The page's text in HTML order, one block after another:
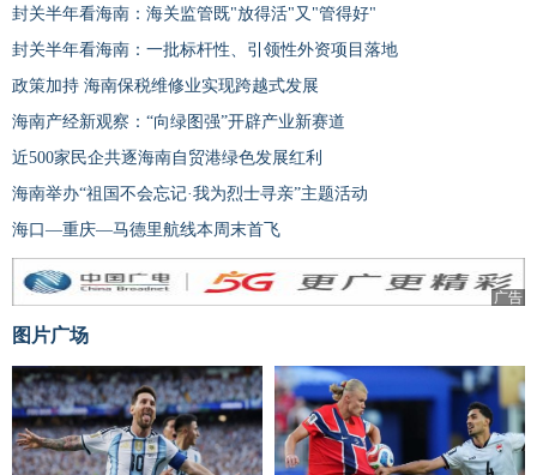
封关半年看海南：海关监管既"放得活"又"管得好"
封关半年看海南：一批标杆性、引领性外资项目落地
政策加持 海南保税维修业实现跨越式发展
海南产经新观察：“向绿图强”开辟产业新赛道
近500家民企共逐海南自贸港绿色发展红利
海南举办“祖国不会忘记·我为烈士寻亲”主题活动
海口—重庆—马德里航线本周末首飞
广告
图片广场